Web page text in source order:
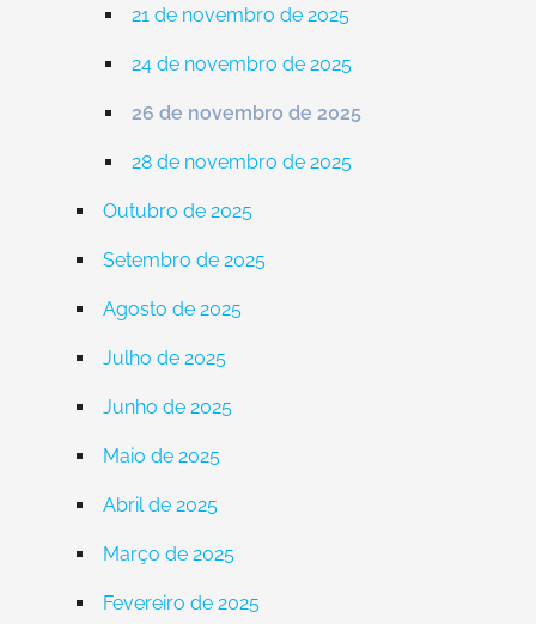
21 de novembro de 2025
24 de novembro de 2025
26 de novembro de 2025
28 de novembro de 2025
Outubro de 2025
Setembro de 2025
Agosto de 2025
Julho de 2025
Junho de 2025
Maio de 2025
Abril de 2025
Março de 2025
Fevereiro de 2025